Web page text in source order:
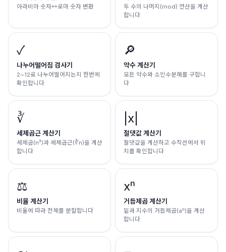
아라비아 숫자↔로마 숫자 변환
두 수의 나머지(mod) 연산을 계산
합니다
✓
나누어떨어짐 검사기
2~12로 나누어떨어지는지 한번에
확인합니다
🔎
약수 계산기
모든 약수와 소인수분해를 구합니
다
∛
세제곱근 계산기
세제곱(n³)과 세제곱근(∛n)을 계산
합니다
|x|
절댓값 계산기
절댓값을 계산하고 수직선에서 위
치를 확인합니다
⚖️
비율 계산기
비율에 따라 전체를 분할합니다
xⁿ
거듭제곱 계산기
밑과 지수의 거듭제곱(aⁿ)을 계산
합니다